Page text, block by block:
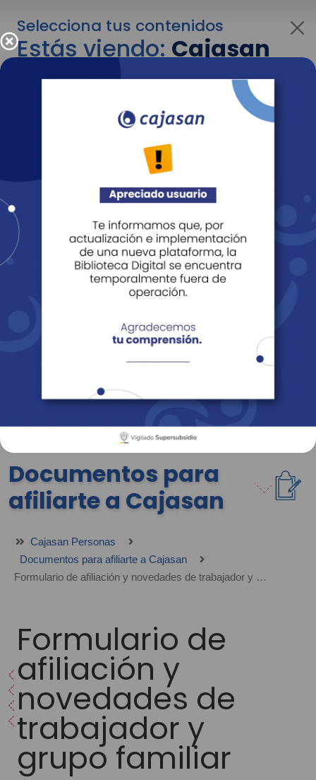
Selecciona tus contenidos
Estás viendo:Cajasan
para personas
Para cambiar al contenido de tu interés más
adelante recuerda utilizar el menú
Entendido
Revista Fácil Vivir
Sedes Directorio Servicios En Línea
Documentos para
afiliarte a Cajasan
Cajasan Personas
Documentos para afiliarte a Cajasan
Formulario de afiliación y novedades de trabajador y grupo familiar
Formulario de
afiliación y
novedades de
trabajador y
grupo familiar